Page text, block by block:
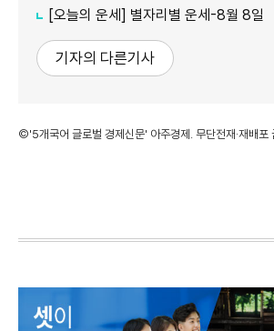
[오늘의 운세] 별자리별 운세-8월 8일
기자의 다른기사
©'5개국어 글로벌 경제신문' 아주경제. 무단전재·재배포